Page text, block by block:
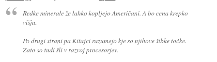
Redke minerale že lahko kopljejo Američani. A bo cena krepko
višja.
Po drugi strani pa Kitajci razumejo kje so njihove šibke točke.
Zato so tudi šli v razvoj procesorjev.